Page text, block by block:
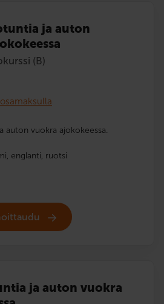
ja auton
(B)
auton vuokra ajokokeessa.
englanti, ruotsi
ja auton vuokra